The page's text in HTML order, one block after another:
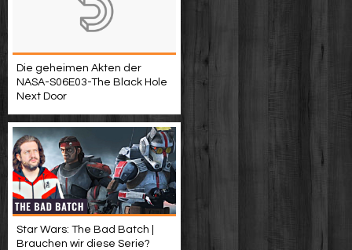
Die geheimen Akten der
NASA-S06E03-The Black Hole
Next Door
Star Wars: The Bad Batch |
Brauchen wir diese Serie?